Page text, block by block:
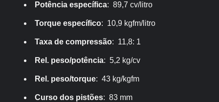
Potência específica: 89,7 cv/litro
Torque específico: 10,9 kgfm/litro
Taxa de compressão: 11,8: 1
Rel. peso/potência: 5,2 kg/cv
Rel. peso/torque: 43 kg/kgfm
Curso dos pistões: 83 mm